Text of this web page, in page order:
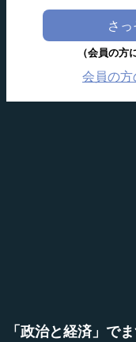
さ
（会員の方
会員の方
「政治と経済」で